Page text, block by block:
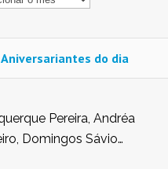
Aniversariantes do dia
Pereira, Andréa
Domingos Sávio